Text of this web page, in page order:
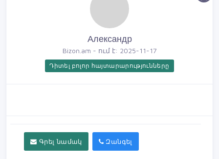
Александр
Bizon.am - ում է: 2025-11-17
Դիտել բոլոր հայտարարությունները
Գրել նամակ Զանգել